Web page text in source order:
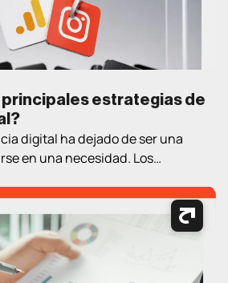
principales estrategias de
digital ha dejado de ser una
en una necesidad. Los
comparando productos, leyendo
decisiones de compra. En este
estrategias de marketing digital
para atraer clientes,
[…]